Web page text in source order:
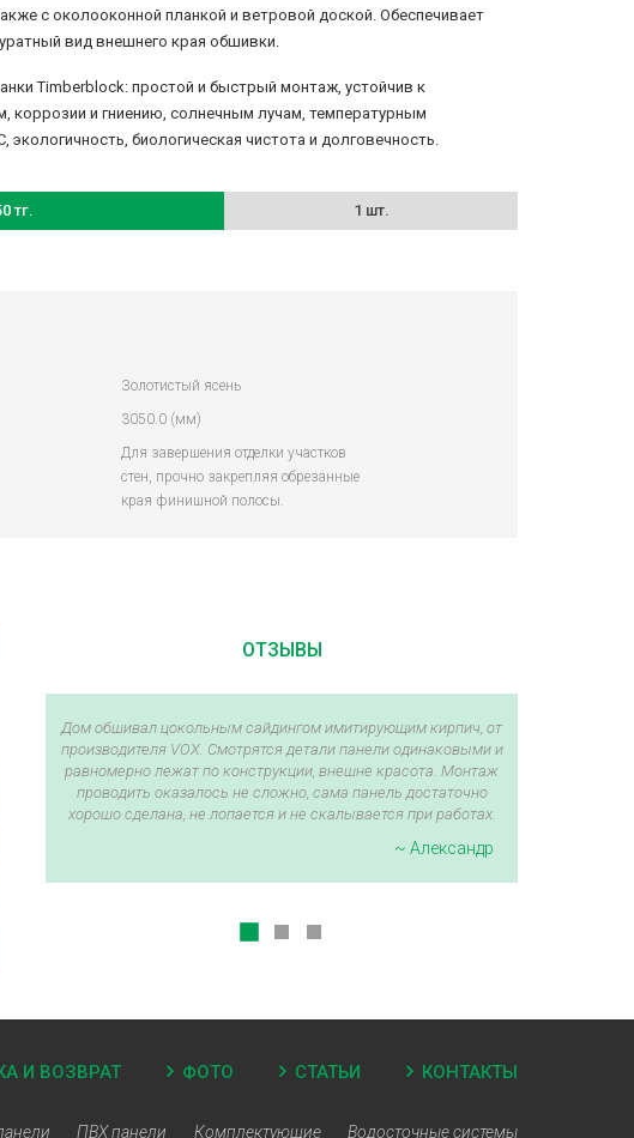
с околооконной планкой и ветровой доской. Обеспечивает
вид внешнего края обшивки.
Timberblock: простой и быстрый монтаж, устойчив к
коррозии и гниению, солнечным лучам, температурным
экологичность, биологическая чистота и долговечность.
тг. 1 шт.
Золотистый ясень
3050.0 (мм)
Для завершения отделки участков
стен, прочно закрепляя обрезанные
края финишной полосы.
ОТЗЫВЫ
Дом обшивал цокольным сайдингом имитирующим кирпич, от
производителя VOX. Смотрятся детали панели одинаковыми и
равномерно лежат по конструкции, внешне красота. Монтаж
проводить оказалось не сложно, сама панель достаточно
хорошо сделана, не лопается и не скалывается при работах.
~ Александр
И ВОЗВРАТ ФОТО СТАТЬИ КОНТАКТЫ
ПВХ панели Комплектующие Водосточные системы